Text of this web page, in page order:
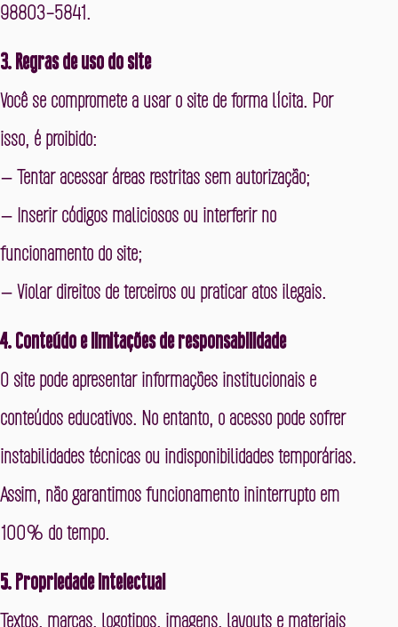
98803-5841.
3. Regras de uso do site
Você se compromete a usar o site de forma lícita. Por
isso, é proibido:
– Tentar acessar áreas restritas sem autorização;
– Inserir códigos maliciosos ou interferir no
funcionamento do site;
– Violar direitos de terceiros ou praticar atos ilegais.
4. Conteúdo e limitações de responsabilidade
O site pode apresentar informações institucionais e
conteúdos educativos. No entanto, o acesso pode sofrer
instabilidades técnicas ou indisponibilidades temporárias.
Assim, não garantimos funcionamento ininterrupto em
100% do tempo.
5. Propriedade intelectual
Textos, marcas, logotipos, imagens, layouts e materiais